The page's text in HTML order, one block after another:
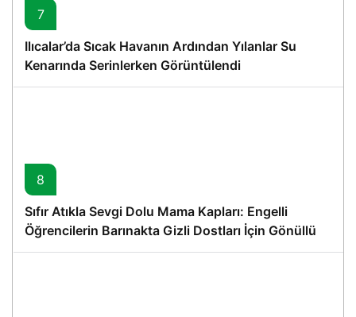
7
Ilıcalar’da Sıcak Havanın Ardından Yılanlar Su
Kenarında Serinlerken Görüntülendi
8
Sıfır Atıkla Sevgi Dolu Mama Kapları: Engelli
Öğrencilerin Barınakta Gizli Dostları İçin Gönüllü
Proje